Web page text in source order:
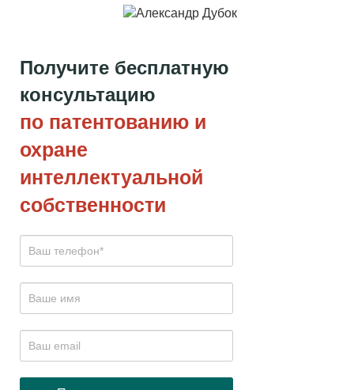
Получите бесплатную
консультацию
по патентованию и
охране
интеллектуальной
собственности